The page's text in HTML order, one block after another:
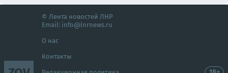
© Лента новостей ЛНР
Email: info@lnrnews.ru
О нас
Контакты